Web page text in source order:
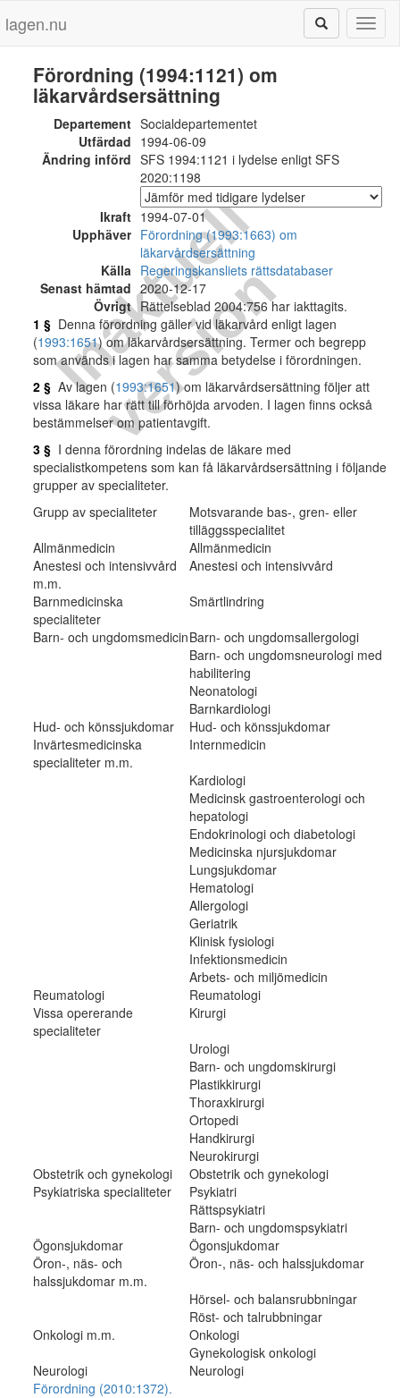
lagen.nu
I
n
a
k
t
u
e
l
l
v
e
r
s
i
o
n
Förordning (1994:1121) om
läkarvårdsersättning
Departement Socialdepartementet
Utfärdad 1994-06-09
Ändring införd SFS 1994:1121 i lydelse enligt SFS
2020:1198
Ikraft 1994-07-01
Upphäver Förordning (1993:1663) om
läkarvårdsersättning
Källa Regeringskansliets rättsdatabaser
Senast hämtad 2020-12-17
Övrigt Rättelseblad 2004:756 har iakttagits.
1 § Denna förordning gäller vid läkarvård enligt lagen
(1993:1651) om läkarvårdsersättning. Termer och begrepp
som används i lagen har samma betydelse i förordningen.
2 § Av lagen (1993:1651) om läkarvårdsersättning följer att
vissa läkare har rätt till förhöjda arvoden. I lagen finns också
bestämmelser om patientavgift.
3 § I denna förordning indelas de läkare med
specialistkompetens som kan få läkarvårdsersättning i följande
grupper av specialiteter.
Grupp av specialiteter
Motsvarande bas-, gren- eller
tilläggsspecialitet
Allmänmedicin
Allmänmedicin
Anestesi och intensivvård
m.m.
Anestesi och intensivvård
Barnmedicinska
specialiteter
Smärtlindring
Barn- och ungdomsmedicinBarn- och ungdomsallergologi
Barn- och ungdomsneurologi med
habilitering
Neonatologi
Barnkardiologi
Hud- och könssjukdomar
Hud- och könssjukdomar
Invärtesmedicinska
specialiteter m.m.
Internmedicin
Kardiologi
Medicinsk gastroenterologi och
hepatologi
Endokrinologi och diabetologi
Medicinska njursjukdomar
Lungsjukdomar
Hematologi
Allergologi
Geriatrik
Klinisk fysiologi
Infektionsmedicin
Arbets- och miljömedicin
Reumatologi
Reumatologi
Vissa opererande
specialiteter
Kirurgi
Urologi
Barn- och ungdomskirurgi
Plastikkirurgi
Thoraxkirurgi
Ortopedi
Handkirurgi
Neurokirurgi
Obstetrik och gynekologi
Obstetrik och gynekologi
Psykiatriska specialiteter
Psykiatri
Rättspsykiatri
Barn- och ungdomspsykiatri
Ögonsjukdomar
Ögonsjukdomar
Öron-, näs- och
halssjukdomar m.m.
Öron-, näs- och halssjukdomar
Hörsel- och balansrubbningar
Röst- och talrubbningar
Onkologi m.m.
Onkologi
Gynekologisk onkologi
Neurologi
Neurologi
Förordning (2010:1372).